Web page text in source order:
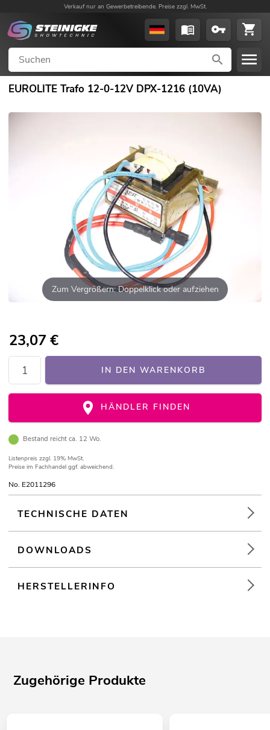
Verkauf nur an Gewerbetreibende. Preise zzgl. MwSt.
EUROLITE Trafo 12-0-12V DPX-1216 (10VA)
Zum Vergrößern: Doppelklick oder aufziehen
23,07 €
IN DEN WARENKORB
HÄNDLER FINDEN
Bestand reicht ca. 12 Wo.
Listenpreis zzgl. 19% MwSt.
Preise im Fachhandel ggf. abweichend.
No. E2011296
TECHNISCHE DATEN
DOWNLOADS
HERSTELLERINFO
Zugehörige Produkte